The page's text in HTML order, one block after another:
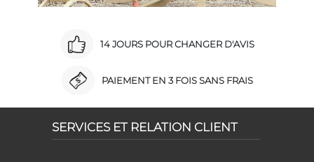
14 JOURS POUR CHANGER D'AVIS
PAIEMENT EN 3 FOIS SANS FRAIS
SERVICES ET RELATION CLIENT